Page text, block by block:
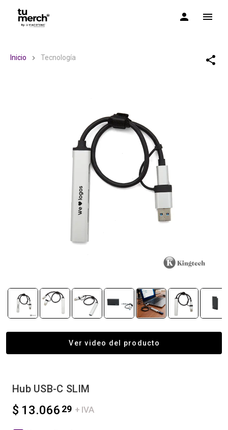
TuMerch by Via Cotone
Inicio Tecnología
Ver video del producto
Hub USB-C SLIM
$ 13.06629 + IVA